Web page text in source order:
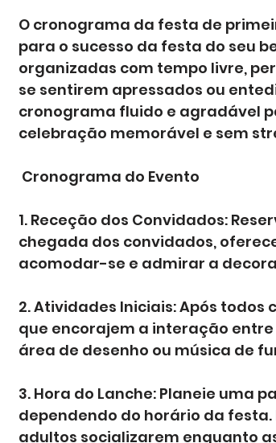
O cronograma da festa de
para o sucesso da festa do seu
organizadas com tempo livre,
se sentirem apressados ou
cronograma fluido e agradável
celebração memorável e sem
Cronograma do Evento
1. Receção dos Convidados:
chegada dos convidados,
acomodar-se e admirar a
2. Atividades Iniciais: Após
que encorajem a interação
área de desenho ou música de
3. Hora do Lanche: Planeie uma
dependendo do horário da
adultos socializarem enquanto